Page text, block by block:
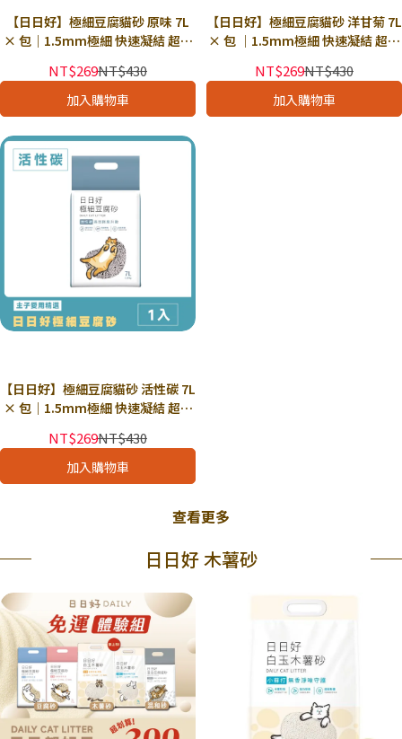
【日日好】極細豆腐貓砂 原味 7L
× 包｜1.5mm極細 快速凝結 超低
NT$269NT$430
加入購物車
【日日好】極細豆腐貓砂 洋甘菊 7L
× 包 ｜1.5mm極細 快速凝結 超低
NT$269NT$430
加入購物車
【日日好】極細豆腐貓砂 活性碳 7L
× 包｜1.5mm極細 快速凝結 超低
NT$269NT$430
加入購物車
查看更多
日日好 木薯砂